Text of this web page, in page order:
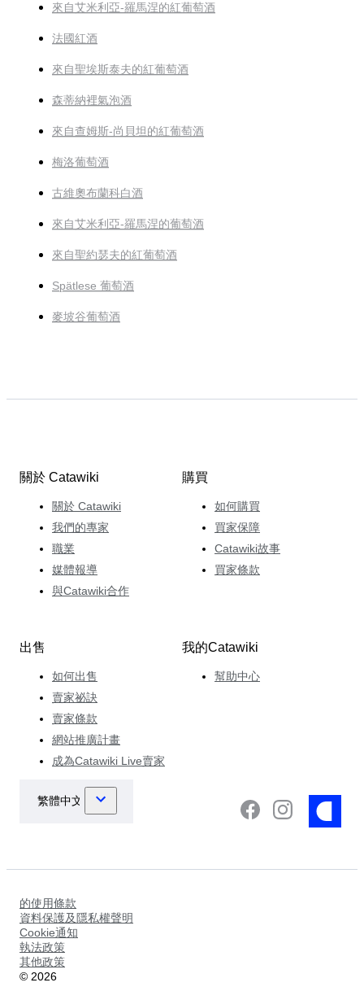
來自艾米利亞-羅馬涅的紅葡萄酒
法國紅酒
來自聖埃斯泰夫的紅葡萄酒
森蒂納裡氣泡酒
來自查姆斯-尚貝坦的紅葡萄酒
梅洛葡萄酒
古維奧布蘭科白酒
來自艾米利亞-羅馬涅的葡萄酒
來自聖約瑟夫的紅葡萄酒
Spätlese 葡萄酒
麥坡谷葡萄酒
關於 Catawiki
關於 Catawiki
我們的專家
職業
媒體報導
與Catawiki合作
購買
如何購買
買家保障
Catawiki故事
買家條款
出售
如何出售
賣家祕訣
賣家條款
網站推廣計畫
成為Catawiki Live賣家
我的Catawiki
幫助中心
的使用條款
資料保護及隱私權聲明
Cookie通知
執法政策
其他政策
© 2026